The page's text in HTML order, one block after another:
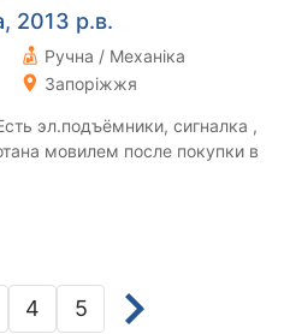
2013 р.в.
Ручна / Механіка
Запоріжжя
эл.подъёмники, сигналка ,
4 5